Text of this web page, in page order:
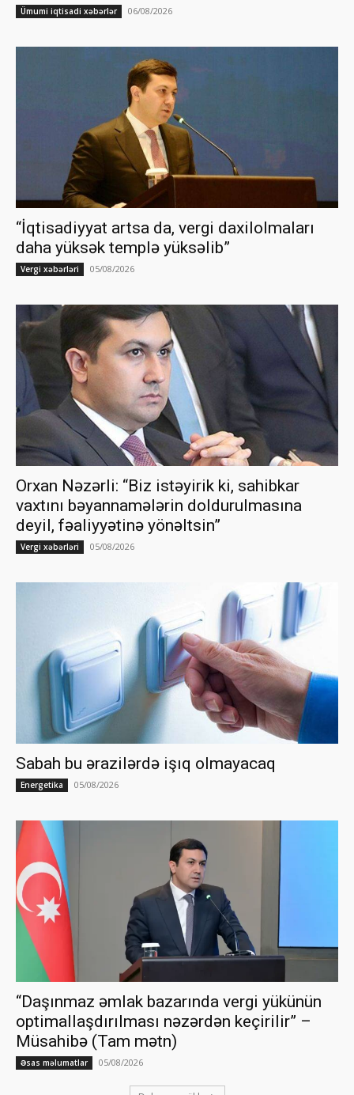
Ümumi iqtisadi xəbərlər 06/08/2026
“İqtisadiyyat artsa da, vergi daxilolmaları
daha yüksək templə yüksəlib”
Vergi xəbərləri 05/08/2026
Orxan Nəzərli: “Biz istəyirik ki, sahibkar
vaxtını bəyannamələrin doldurulmasına
deyil, fəaliyyətinə yönəltsin”
Vergi xəbərləri 05/08/2026
Sabah bu ərazilərdə işıq olmayacaq
Energetika 05/08/2026
“Daşınmaz əmlak bazarında vergi yükünün
optimallaşdırılması nəzərdən keçirilir” –
Müsahibə (Tam mətn)
Əsas məlumatlar 05/08/2026